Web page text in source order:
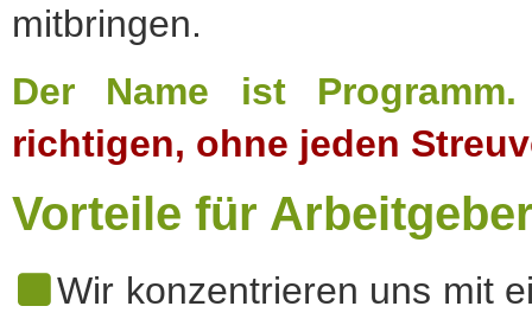
mitbringen.
Der Name ist
richtigen, ohne jeden
Vorteile für
Wir konzentrieren uns mit